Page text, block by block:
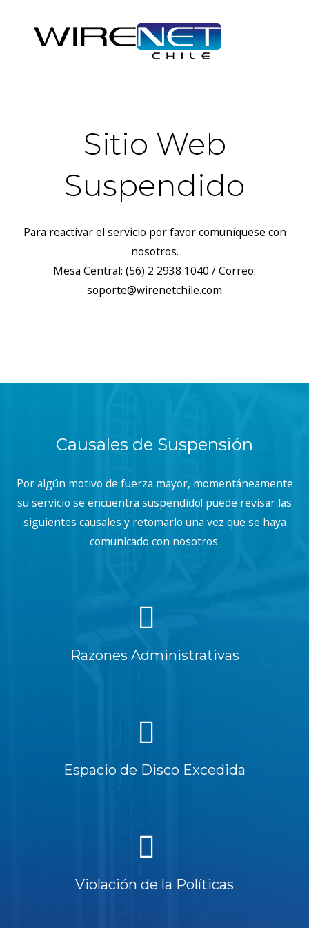
Sitio Web
Suspendido
Para reactivar el servicio por favor comuníquese con
nosotros.
Mesa Central: (56) 2 2938 1040 / Correo:
soporte@wirenetchile.com
Causales de Suspensión
Por algún motivo de fuerza mayor, momentáneamente
su servicio se encuentra suspendido! puede revisar las
siguientes causales y retomarlo una vez que se haya
comunicado con nosotros.
Razones Administrativas
Espacio de Disco Excedida
Violación de la Políticas